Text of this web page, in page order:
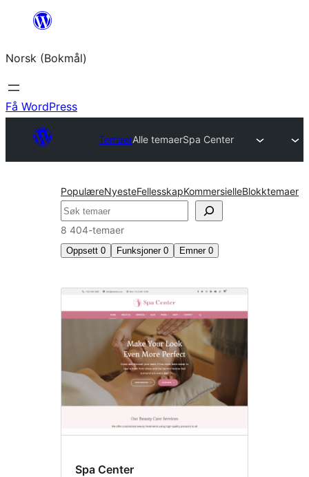
Hopp
innhold
Norsk (Bokmål)
Få WordPress
TemaerAlle temaerSpa Center
PopulæreNyesteFellesskapKommersielleBlokktemaer
Søk
8 404-temaer
Oppsett 0 Funksjoner 0 Emner 0
Alle
temaer
Spa Center